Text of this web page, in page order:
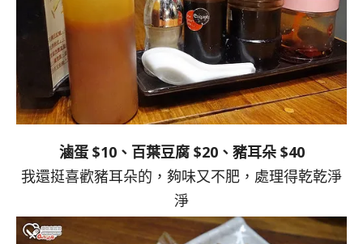
滷蛋 $10、百葉豆腐 $20、豬耳朵 $40
我還挺喜歡豬耳朵的，夠味又不肥，處理得乾乾淨
淨